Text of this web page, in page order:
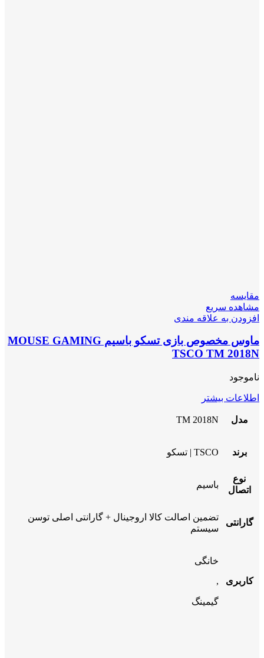
مقایسه
مشاهده سریع
افزودن به علاقه مندی
ماوس مخصوص بازی تسکو باسیم MOUSE GAMING
TSCO TM 2018N
ناموجود
اطلاعات بیشتر
مدل TM 2018N
برند TSCO | تسکو
نوع
اتصال
باسیم
گارانتی
تضمین اصالت کالا اروجینال + گارانتی اصلی توسن
سیستم
کاربری
خانگی
,
گیمینگ